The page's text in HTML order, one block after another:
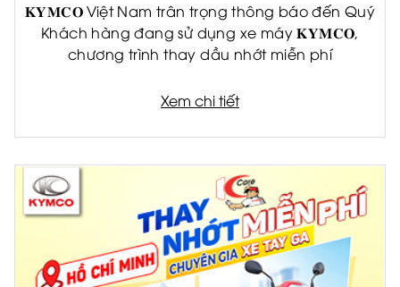
𝐊𝐘𝐌𝐂𝐎 Việt Nam trân trọng thông báo đến Quý
Khách hàng đang sử dụng xe máy 𝐊𝐘𝐌𝐂𝐎,
chương trình thay dầu nhớt miễn phí
Xem chi tiết